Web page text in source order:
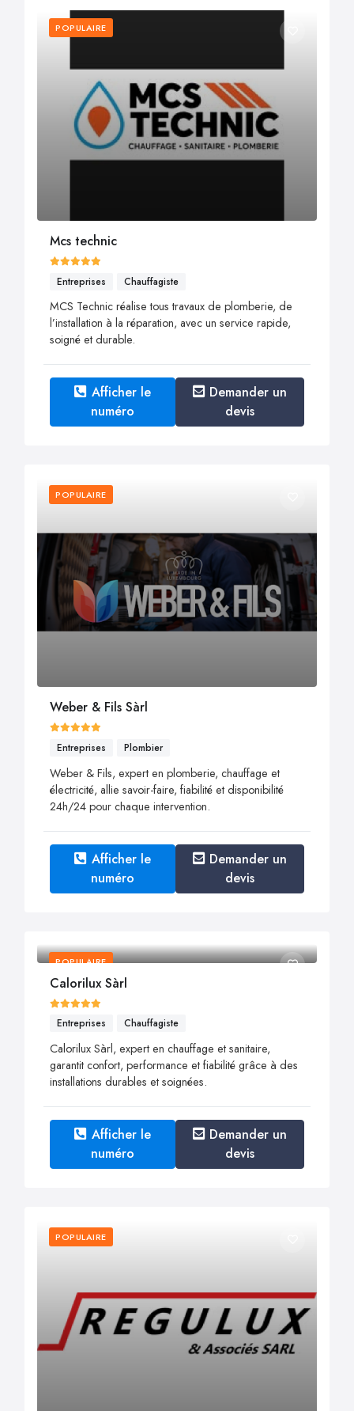
POPULAIRE
Mcs technic
Entreprises Chauffagiste
MCS Technic réalise tous travaux de plomberie, de
l’installation à la réparation, avec un service rapide,
soigné et durable.
Afficher le
numéro
Demander un
devis
POPULAIRE
Weber & Fils Sàrl
Entreprises Plombier
Weber & Fils, expert en plomberie, chauffage et
électricité, allie savoir-faire, fiabilité et disponibilité
24h/24 pour chaque intervention.
Afficher le
numéro
Demander un
devis
POPULAIRE
Calorilux Sàrl
Entreprises Chauffagiste
Calorilux Sàrl, expert en chauffage et sanitaire,
garantit confort, performance et fiabilité grâce à des
installations durables et soignées.
Afficher le
numéro
Demander un
devis
POPULAIRE